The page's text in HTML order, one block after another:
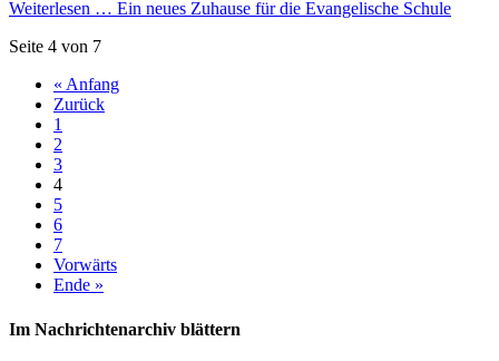
Weiterlesen … Ein neues Zuhause für die Evangelische Schule
Seite 4 von 7
« Anfang
Zurück
1
2
3
4
5
6
7
Vorwärts
Ende »
Im Nachrichtenarchiv blättern